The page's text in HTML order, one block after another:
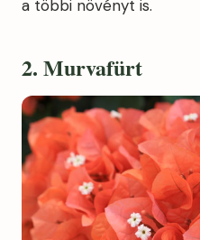
a többi növényt is.
2. Murvafürt